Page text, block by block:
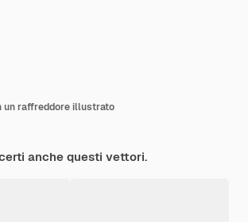
un raffreddore illustrato
anche questi vettori.